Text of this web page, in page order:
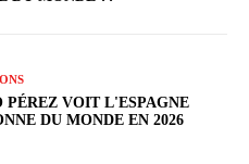
PÉREZ VOIT L'ESPAGNE
DU MONDE EN 2026